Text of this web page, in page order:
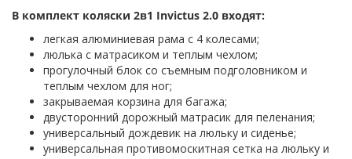
В комплект коляски 2в1 Invictus 2.0 входят:
легкая алюминиевая рама с 4 колесами;
люлька с матрасиком и теплым чехлом;
прогулочный блок со съемным подголовником и
теплым чехлом для ног;
закрываемая корзина для багажа;
двусторонний дорожный матрасик для пеленания;
универсальный дождевик на люльку и сиденье;
универсальная противомоскитная сетка на люльку и